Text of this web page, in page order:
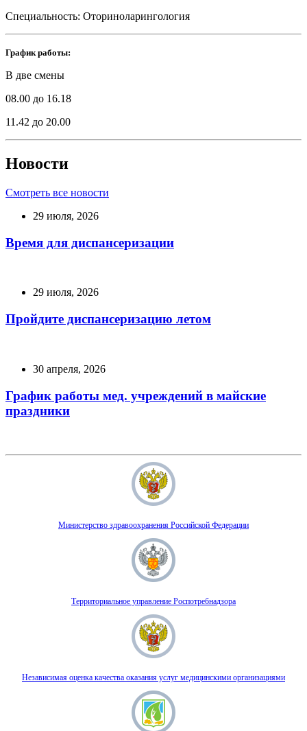
Специальность: Оториноларингология
График работы:
В две смены
08.00 до 16.18
11.42 до 20.00
Новости
Смотреть все новости
29 июля, 2026
Время для диспансеризации
29 июля, 2026
Пройдите диспансеризацию летом
30 апреля, 2026
График работы мед. учреждений в майские
праздники
Министерство здравоохранения Российской Федерации
Территориальное управление Роспотребнадзора
Независимая оценка качества оказания услуг медицинскими организациями